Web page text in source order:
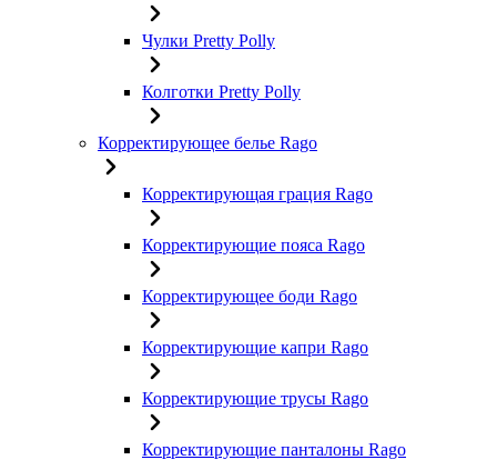
Чулки Pretty Polly
Колготки Pretty Polly
Корректирующее белье Rago
Корректирующая грация Rago
Корректирующие пояса Rago
Корректирующее боди Rago
Корректирующие капри Rago
Корректирующие трусы Rago
Корректирующие панталоны Rago